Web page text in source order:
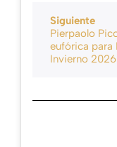
Siguiente
Pierpaolo
eufórica para
Invierno 2026